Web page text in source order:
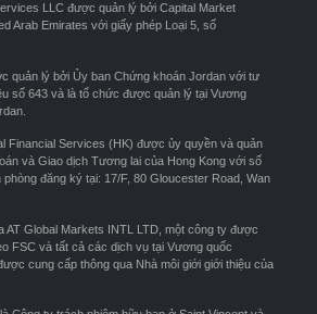
LLC được quản lý bởi Capital Market
Arab Emirates với giấy phép Loại 5, số
quản lý bởi Ủy ban Chứng khoán Jordan với tư
số 643 và là tổ chức được quản lý tại Vương
Financial Services (HK) được ủy quyền và quản
và Giao dịch Tương lai của Hong Kong với số
phòng đăng ký tại: 17/F, 80 Gloucester Road, Wan
AT Global Markets INTL LTD, một công ty được
FSC và tất cả các dịch vụ tại Vương quốc
cung cấp thông qua Nhà môi giới giới thiệu của